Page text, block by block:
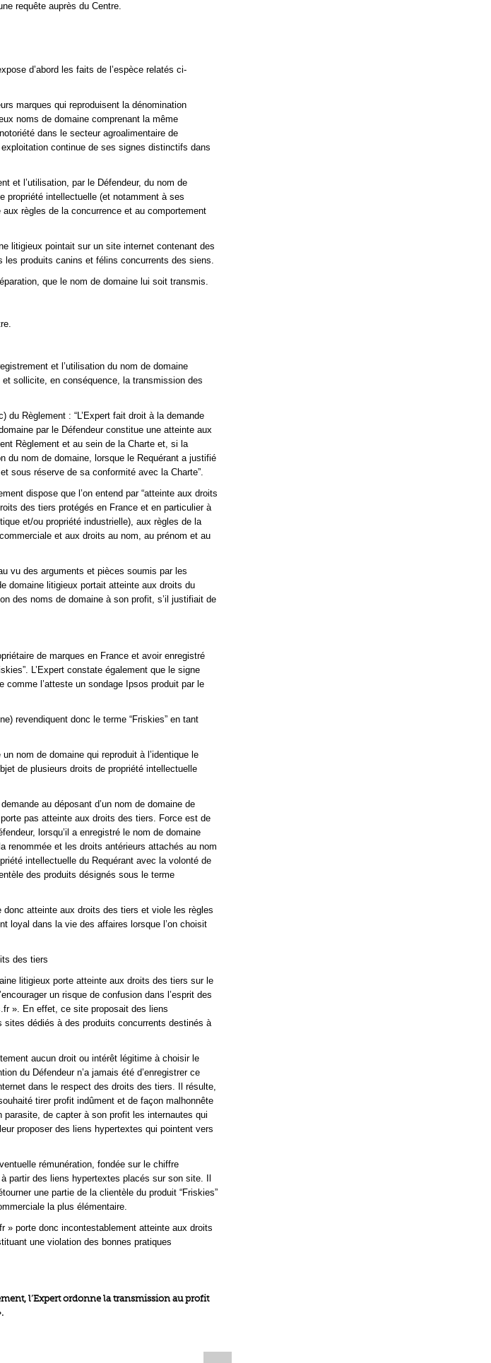
requête auprès du Centre.
d’abord les faits de l’espèce relatés ci-
marques qui reproduisent la dénomination
noms de domaine comprenant la même
dans le secteur agroalimentaire de
continue de ses signes distinctifs dans
et l’utilisation, par le Défendeur, du nom de
propriété intellectuelle (et notamment à ses
règles de la concurrence et au comportement
litigieux pointait sur un site internet contenant des
produits canins et félins concurrents des siens.
que le nom de domaine lui soit transmis.
et l’utilisation du nom de domaine
sollicite, en conséquence, la transmission des
du Règlement : “L’Expert fait droit à la demande
par le Défendeur constitue une atteinte aux
Règlement et au sein de la Charte et, si la
du nom de domaine, lorsque le Requérant a justifié
sous réserve de sa conformité avec la Charte”.
dispose que l’on entend par “atteinte aux droits
des tiers protégés en France et en particulier à
et/ou propriété industrielle), aux règles de la
et aux droits au nom, au prénom et au
vu des arguments et pièces soumis par les
domaine litigieux portait atteinte aux droits du
des noms de domaine à son profit, s’il justifiait de
de marques en France et avoir enregistré
L’Expert constate également que le signe
comme l’atteste un sondage Ipsos produit par le
revendiquent donc le terme “Friskies” en tant
nom de domaine qui reproduit à l’identique le
de plusieurs droits de propriété intellectuelle
au déposant d’un nom de domaine de
pas atteinte aux droits des tiers. Force est de
lorsqu’il a enregistré le nom de domaine
renommée et les droits antérieurs attachés au nom
intellectuelle du Requérant avec la volonté de
des produits désignés sous le terme
donc atteinte aux droits des tiers et viole les règles
loyal dans la vie des affaires lorsque l’on choisit
des tiers
litigieux porte atteinte aux droits des tiers sur le
un risque de confusion dans l’esprit des
». En effet, ce site proposait des liens
dédiés à des produits concurrents destinés à
aucun droit ou intérêt légitime à choisir le
du Défendeur n’a jamais été d’enregistrer ce
dans le respect des droits des tiers. Il résulte,
tirer profit indûment et de façon malhonnête
parasite, de capter à son profit les internautes qui
proposer des liens hypertextes qui pointent vers
rémunération, fondée sur le chiffre
partir des liens hypertextes placés sur son site. Il
une partie de la clientèle du produit “Friskies”
la plus élémentaire.
» porte donc incontestablement atteinte aux droits
une violation des bonnes pratiques
l’Expert ordonne la transmission au profit